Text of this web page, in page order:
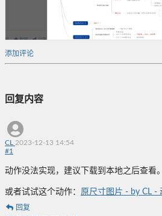
添加评论
回复内容
CL 2023-12-13 14:54
#1
动作没法实现，建议下载到本地之后查看
或者试试这个动作： 原尺寸图片 - by CL -
回复